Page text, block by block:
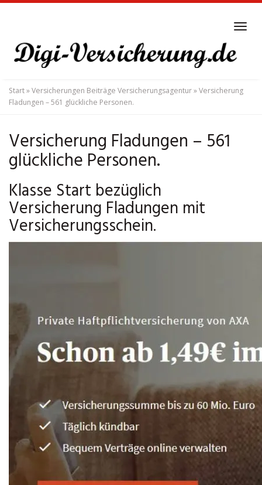
main
content
Start»Versicherungen Beiträge Versicherungsagentur»Versicherung
Fladungen – 561 glückliche Personen.
Versicherung Fladungen – 561
glückliche Personen.
Klasse Start bezüglich
Versicherung Fladungen mit
Versicherungsschein.